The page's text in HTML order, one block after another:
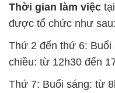
Thời gian làm việc
được tổ chức như sau:
Thứ 2 đến thứ 6: Buổi
chiều: từ 12h30 đến
Thứ 7: Buổi sáng: từ